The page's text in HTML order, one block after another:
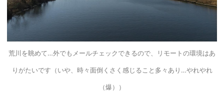
荒川を眺めて…外でもメールチェックできるので、リモートの環境はあ
りがたいです（いや、時々面倒くさく感じること多々あり…やれやれ
（爆））